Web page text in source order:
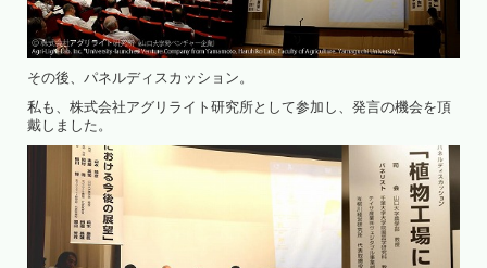
その後、パネルディスカッション。
私も、株式会社アグリライト研究所として参加し、発言の機会を頂
戴しました。